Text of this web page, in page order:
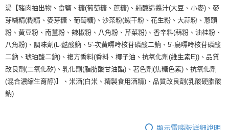
湯【豬肉抽出物、食鹽、糖(葡萄糖、蔗糖)、純釀造醬汁(大豆、小麥)、麥
芽糊精(糊精、麥芽糖、葡萄糖)、沙茶粉(蝦干粉、花生粉、大蒜粉、蔥頭
粉、黃豆粉、南薑粉、辣椒粉、八角粉、芹菜粉)、香辛料(蒜粉、油桂粉、
八角粉)、調味劑(L-麩酸鈉、5'-次黃嘌呤核苷磷酸二鈉、5'-鳥嘌呤核苷磷酸
二鈉、琥珀酸二鈉)、複方香料(香料、椰子油、抗氧化劑(維生素E))、品質
改良劑(二氧化矽)、乳化劑(脂肪酸甘油酯)、著色劑(焦糖色素)、抗氧化劑
(混合濃縮生育醇)】、米酒(白米、精製食用酒精)、品質改良劑(乳酸硬脂酸
鈉)
顯示電腦版詳細說明